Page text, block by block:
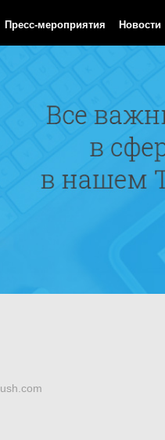
Пресс-мероприятия Новости